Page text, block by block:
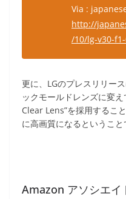
Via :
http://
/10/lg-v30-
更に、LGのプレスリリー
ックモールドレンズに変
Clear Lens”を採用するこ
に高画質になるということ
Amazon アソシエイ